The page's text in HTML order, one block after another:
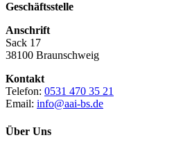
Geschäftsstelle
Anschrift
Sack 17
38100 Braunschweig
Kontakt
Telefon: 0531 470 35 21
Email: info@aai-bs.de
Über Uns